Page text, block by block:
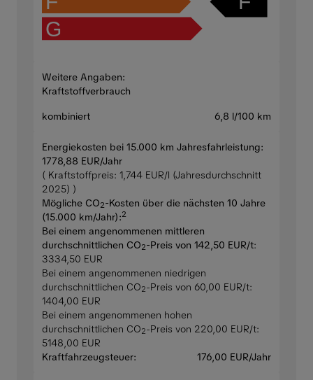
G
Weitere Angaben:
Kraftstoffverbrauch
kombiniert
6,8 l/100 km
Energiekosten bei 15.000 km Jahresfahrleistung:
1778,88 EUR/Jahr
( Kraftstoffpreis: 1,744 EUR/l (Jahresdurchschnitt
2025) )
Mögliche CO2-Kosten über die nächsten 10 Jahre
(15.000 km/Jahr):2
Bei einem angenommenen mittleren
durchschnittlichen CO2-Preis von 142,50 EUR/t:
3334,50 EUR
Bei einem angenommenen niedrigen
durchschnittlichen CO2-Preis von 60,00 EUR/t:
1404,00 EUR
Bei einem angenommenen hohen
durchschnittlichen CO2-Preis von 220,00 EUR/t:
5148,00 EUR
Kraftfahrzeugsteuer:
176,00 EUR/Jahr